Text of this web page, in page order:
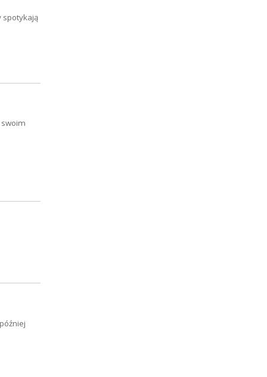
spotykają